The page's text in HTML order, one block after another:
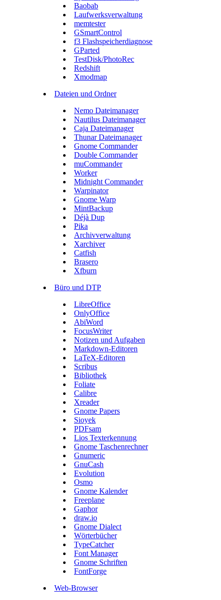
Baobab
Laufwerksverwaltung
memtester
GSmartControl
f3 Flashspeicherdiagnose
GParted
TestDisk/PhotoRec
Redshift
Xmodmap
Dateien und Ordner
Nemo Dateimanager
Nautilus Dateimanager
Caja Dateimanager
Thunar Dateimanager
Gnome Commander
Double Commander
muCommander
Worker
Midnight Commander
Warpinator
Gnome Warp
MintBackup
Déjà Dup
Pika
Archivverwaltung
Xarchiver
Catfish
Brasero
Xfburn
Büro und DTP
LibreOffice
OnlyOffice
AbiWord
FocusWriter
Notizen und Aufgaben
Markdown-Editoren
LaTeX-Editoren
Scribus
Bibliothek
Foliate
Calibre
Xreader
Gnome Papers
Sioyek
PDFsam
Lios Texterkennung
Gnome Taschenrechner
Gnumeric
GnuCash
Evolution
Osmo
Gnome Kalender
Freeplane
Gaphor
draw.io
Gnome Dialect
Wörterbücher
TypeCatcher
Font Manager
Gnome Schriften
FontForge
Web-Browser